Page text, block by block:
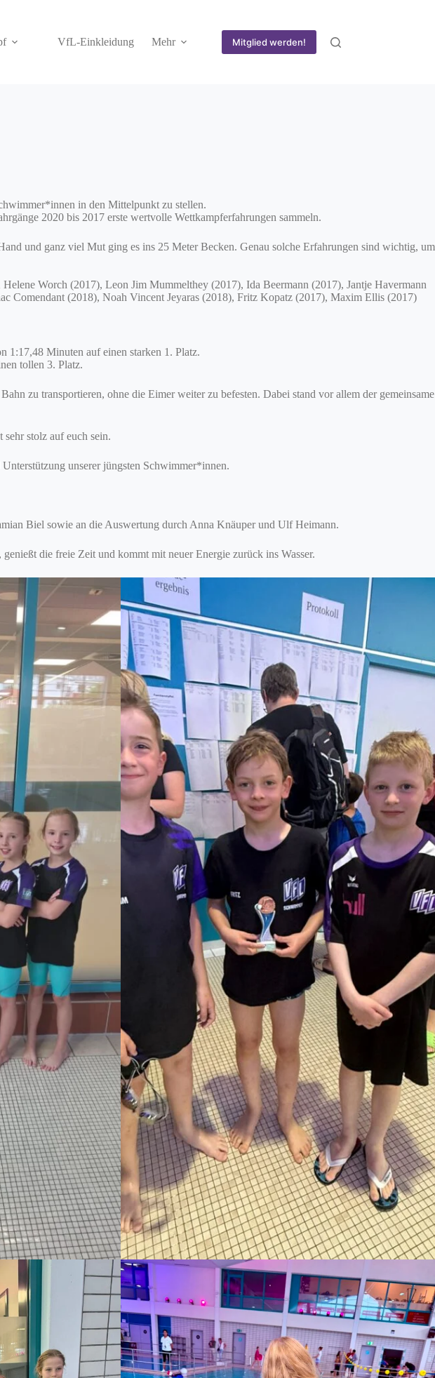
VfL-Einkleidung Mehr Mitglied werden!
in den Mittelpunkt zu stellen.
2020 bis 2017 erste wertvolle Wettkampferfahrungen sammeln.
und ganz viel Mut ging es ins 25 Meter Becken. Genau solche Erfahrungen sind wichtig, um
Worch (2017), Leon Jim Mummelthey (2017), Ida Beermann (2017), Jantje Havermann
(2018), Noah Vincent Jeyaras (2018), Fritz Kopatz (2017), Maxim Ellis (2017)
Minuten auf einen starken 1. Platz.
tollen 3. Platz.
zu transportieren, ohne die Eimer weiter zu befesten. Dabei stand vor allem der gemeinsame
stolz auf euch sein.
unserer jüngsten Schwimmer*innen.
Biel sowie an die Auswertung durch Anna Knäuper und Ulf Heimann.
die freie Zeit und kommt mit neuer Energie zurück ins Wasser.